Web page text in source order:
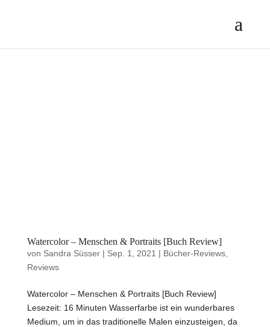
Watercolor – Menschen & Portraits [Buch Review]
von Sandra Süsser| Sep. 1, 2021 | Bücher-Reviews,
Reviews
Watercolor – Menschen & Portraits [Buch Review]
Lesezeit: 16 Minuten Wasserfarbe ist ein wunderbares
Medium, um in das traditionelle Malen einzusteigen, da